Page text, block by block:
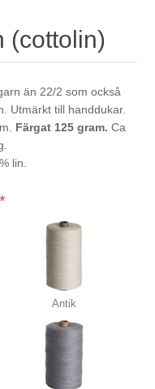
(cottolin)
än 22/2 som också
Utmärkt till handdukar.
Färgat 125 gram. Ca
lin.
*
Antik